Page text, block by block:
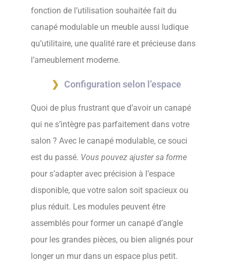
fonction de l’utilisation souhaitée fait du
canapé modulable un meuble aussi ludique
qu’utilitaire, une qualité rare et précieuse dans
l’ameublement moderne.
Configuration selon l’espace
Quoi de plus frustrant que d’avoir un canapé
qui ne s’intègre pas parfaitement dans votre
salon ? Avec le canapé modulable, ce souci
est du passé. Vous pouvez ajuster sa forme
pour s’adapter avec précision à l’espace
disponible, que votre salon soit spacieux ou
plus réduit. Les modules peuvent être
assemblés pour former un canapé d’angle
pour les grandes pièces, ou bien alignés pour
longer un mur dans un espace plus petit.